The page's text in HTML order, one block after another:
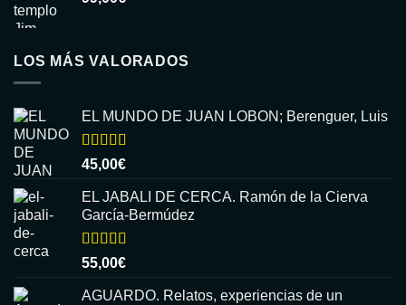
LOS MÁS VALORADOS
EL MUNDO DE JUAN LOBON; Berenguer, Luis
Valorado
con
5
45,00€
EL JABALI DE CERCA. Ramón de la Cierva
García-Bermúdez
Valorado
con
5
55,00€
AGUARDO. Relatos, experiencias de un